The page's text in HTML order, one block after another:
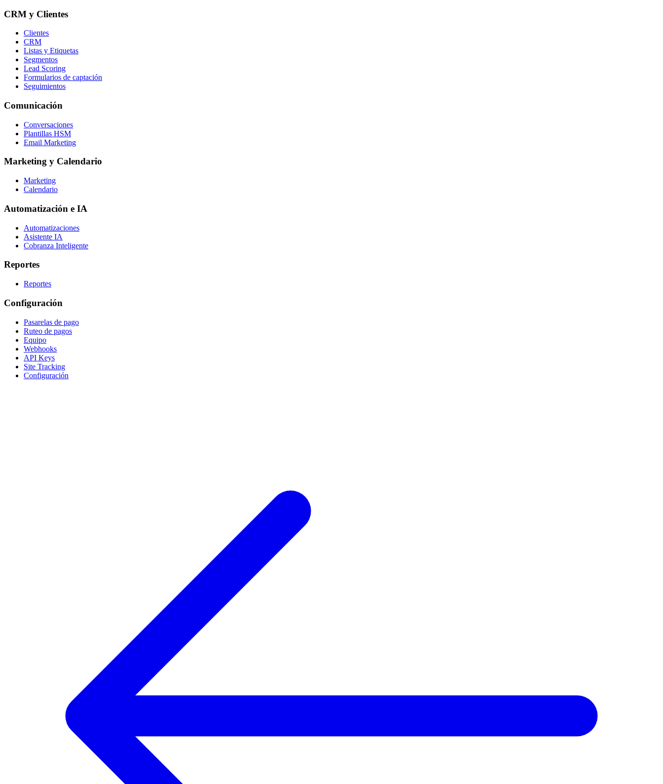
CRM y Clientes
Clientes
CRM
Listas y Etiquetas
Segmentos
Lead Scoring
Formularios de captación
Seguimientos
Comunicación
Conversaciones
Plantillas HSM
Email Marketing
Marketing y Calendario
Marketing
Calendario
Automatización e IA
Automatizaciones
Asistente IA
Cobranza Inteligente
Reportes
Reportes
Configuración
Pasarelas de pago
Ruteo de pagos
Equipo
Webhooks
API Keys
Site Tracking
Configuración